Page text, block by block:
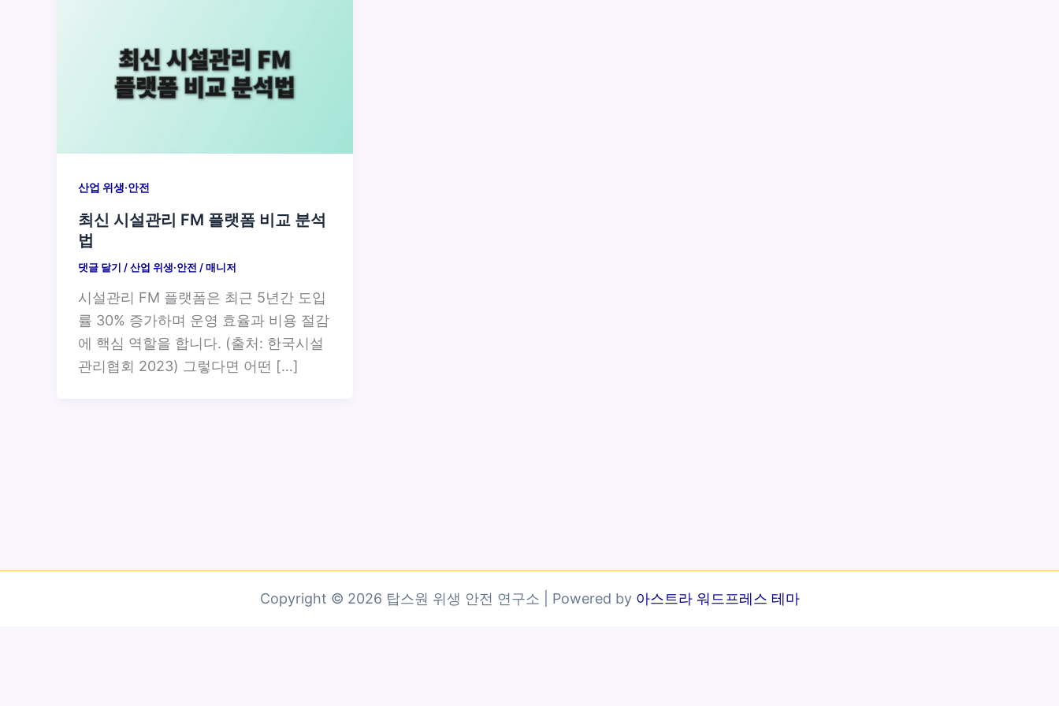
산업 위생·안전
최신 시설관리 FM 플랫폼 비교 분석
법
댓글 달기 /산업 위생·안전 /매니저
시설관리 FM 플랫폼은 최근 5년간 도입
률 30% 증가하며 운영 효율과 비용 절감
에 핵심 역할을 합니다. (출처: 한국시설
관리협회 2023) 그렇다면 어떤 […]
Copyright © 2026 탑스원 위생 안전 연구소 | Powered by 아스트라 워드프레스 테마